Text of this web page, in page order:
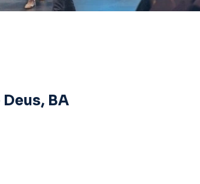
BA